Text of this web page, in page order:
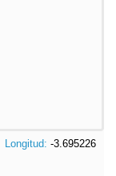
Longitud: -3.695226